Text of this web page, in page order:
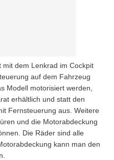
mit dem Lenkrad im Cockpit
auf dem Fahrzeug
Modell motorisiert werden,
erhältlich und statt den
Fernsteuerung aus. Weitere
und die Motorabdeckung
Die Räder sind alle
kann man den